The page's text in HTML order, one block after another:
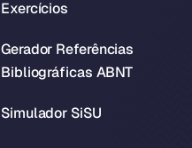
Exercícios
Gerador Referências
Bibliográficas ABNT
Simulador SiSU